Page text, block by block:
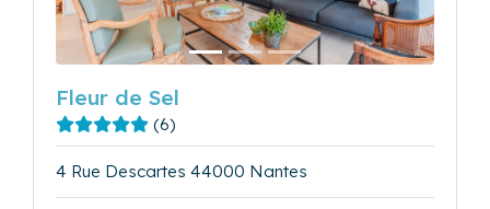
Fleur de Sel
(6)
4 Rue Descartes 44000 Nantes